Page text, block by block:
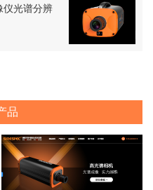
仪光谱分辨
品